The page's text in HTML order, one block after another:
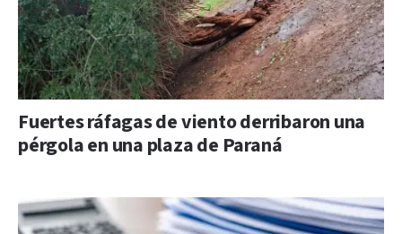
Fuertes ráfagas de viento derribaron una
pérgola en una plaza de Paraná